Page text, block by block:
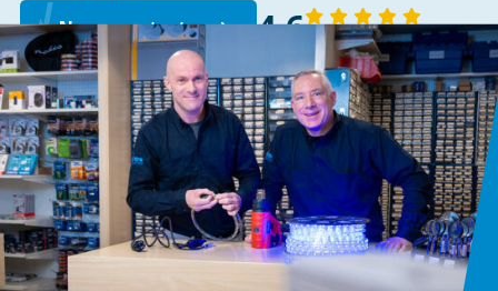
Neem contact op 4,6 143 reviews